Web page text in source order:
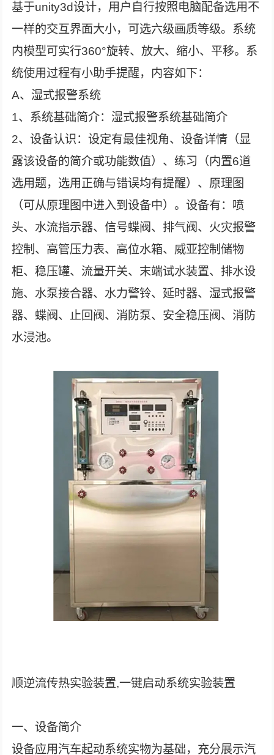
基于unity3d设计，用户自行按照电脑配备选用不
一样的交互界面大小，可选六级画质等级。系统
内模型可实行360°旋转、放大、缩小、平移。系
统使用过程有小助手提醒，内容如下：
A、湿式报警系统
1、系统基础简介：湿式报警系统基础简介
2、设备认识：设定有最佳视角、设备详情（显
露该设备的简介或功能数值）、练习（内置6道
选用题，选用正确与错误均有提醒）、原理图
（可从原理图中进入到设备中）。设备有：喷
头、水流指示器、信号蝶阀、排气阀、火灾报警
控制、高管压力表、高位水箱、威亚控制储物
柜、稳压罐、流量开关、末端试水装置、排水设
施、水泵接合器、水力警铃、延时器、湿式报警
器、蝶阀、止回阀、消防泵、安全稳压阀、消防
水浸池。
顺逆流传热实验装置,一键启动系统实验装置
一、设备简介
设备应用汽车起动系统实物为基础，充分展示汽